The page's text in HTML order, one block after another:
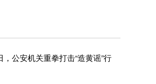
公安机关重拳打击“造黄谣”行